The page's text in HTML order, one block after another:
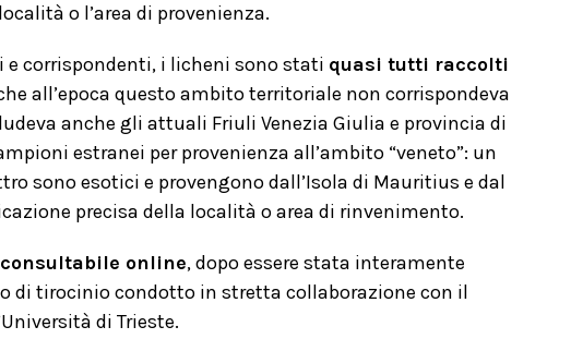
o l’area di provenienza.
e corrispondenti, i licheni sono stati quasi tutti raccolti
all’epoca questo ambito territoriale non corrispondeva
anche gli attuali Friuli Venezia Giulia e provincia di
estranei per provenienza all’ambito “veneto”: un
sono esotici e provengono dall’Isola di Mauritius e dal
precisa della località o area di rinvenimento.
consultabile online, dopo essere stata interamente
di tirocinio condotto in stretta collaborazione con il
di Trieste.